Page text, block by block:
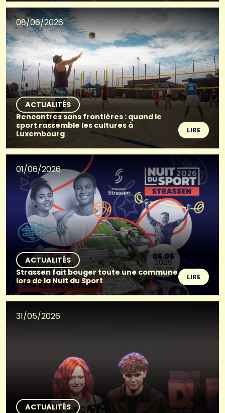
08/06/2026
ACTUALITÉS
Rencontres sans frontières : quand le
sport rassemble les cultures à
Luxembourg
LIRE
01/06/2026
ACTUALITÉS
Strassen fait bouger toute une commune
lors de la Nuit du Sport
LIRE
31/05/2026
ACTUALITÉS